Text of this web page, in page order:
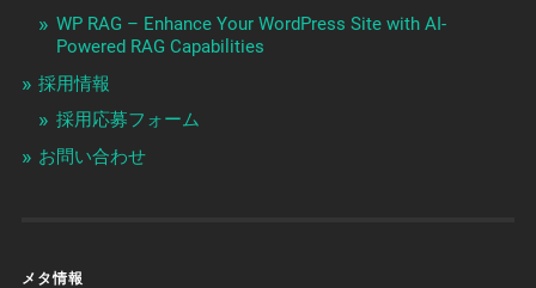
WP RAG – Enhance Your WordPress Site with AI-
Powered RAG Capabilities
採用情報
採用応募フォーム
お問い合わせ
メタ情報